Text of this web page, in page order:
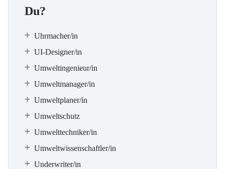
Du?
Uhrmacher/in
UI-Designer/in
Umweltingenieur/in
Umweltmanager/in
Umweltplaner/in
Umweltschutz
Umwelttechniker/in
Umweltwissenschaftler/in
Underwriter/in